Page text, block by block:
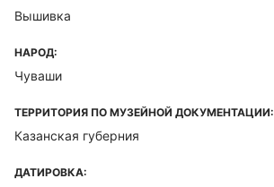
Вышивка
НАРОД:
Чуваши
ТЕРРИТОРИЯ ПО МУЗЕЙНОЙ ДОКУМЕНТАЦИИ:
Казанская губерния
ДАТИРОВКА: